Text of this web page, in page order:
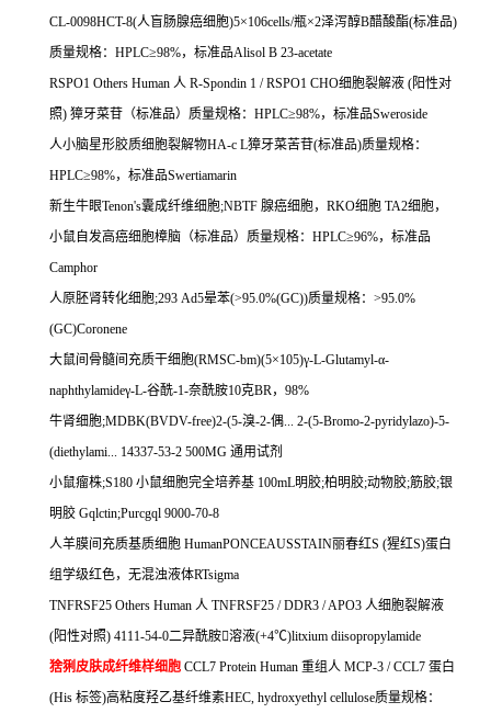
CL-0098HCT-8(人盲肠腺癌细胞)5×106cells/瓶×2泽泻醇B醋酸酯(标准品)
质量规格： HPLC≥98%，标准品Alisol B 23-acetate
RSPO1 Others Human 人 R-Spondin 1 / RSPO1 CHO细胞裂解液 (阳性对
照) 獐牙菜苷（标准品）质量规格： HPLC≥98%，标准品Sweroside
人小脑星形胶质细胞裂解物HA-c L獐牙菜苦苷(标准品)质量规格：
HPLC≥98%，标准品Swertiamarin
新生牛眼Tenon's囊成纤维细胞;NBTF 腺癌细胞， RKO细胞 TA2细胞，
小鼠自发高癌细胞樟脑（标准品）质量规格： HPLC≥96%，标准品
Camphor
人原胚肾转化细胞;293 Ad5晕苯(>95.0%(GC))质量规格： >95.0%
(GC)Coronene
大鼠间骨髓间充质干细胞(RMSC-bm)(5×105)γ-L-Glutamyl-α-
naphthylamideγ-L-谷酰-1-奈酰胺10克BR ， 98%
牛肾细胞;MDBK(BVDV-free)2-(5-溴-2-偶 ... 2-(5-Bromo-2-pyridylazo)-5-
(diethylami... 14337-53-2 500MG 通用试剂
小鼠瘤株;S180 小鼠细胞完全培养基 100mL明胶;柏明胶;动物胶;筋胶;银
明胶 Gqlctin;Purcgql 9000-70-8
人羊膜间充质基质细胞 HumanPONCEAUSSTAIN丽春红S (猩红S)蛋白
组学级红色，无混浊液体RTsigma
TNFRSF25 Others Human 人 TNFRSF25 / DDR3 / APO3 人细胞裂解液
(阳性对照) 4111-54-0二异酰胺溶液(+4℃)litxium diisopropylamide
猞猁皮肤成纤维样细胞 CCL7 Protein Human 重组人 MCP-3 / CCL7 蛋白
(His 标签)高粘度羟乙基纤维素HEC, hydroxyethyl cellulose质量规格：